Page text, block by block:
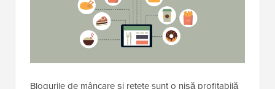
Blogurile de mâncare și rețete sunt o nișă profitabilă